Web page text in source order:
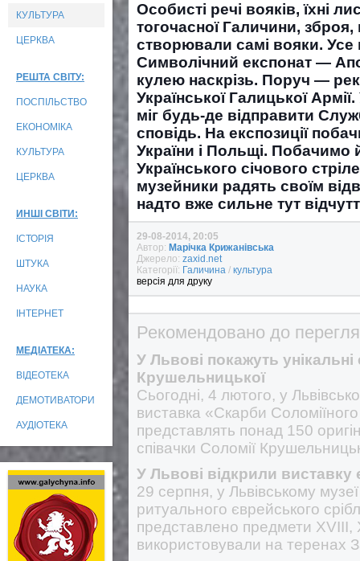
КУЛЬТУРА
ЦЕРКВА
РЕШТА СВІТУ:
ПОСПІЛЬСТВО
ЕКОНОМІКА
КУЛЬТУРА
ЦЕРКВА
ИНШІ СВІТИ:
ІСТОРІЯ
ШТУКА
НАУКА
ІНТЕРНЕТ
МЕДІАТЕКА:
ВІДЕОТЕКА
ДЕМОТИВАТОРИ
АУДІОТЕКА
Особисті речі вояків, їхні
тогочасної Галичини,
створювали самі вояки. Усе
Символічний експонат —
кулею наскрізь. Поруч —
Української Галицької
міг будь-де відправити
сповідь. На експозиції
України і Польщі. Побачимо
Українського січового
музейники радять своїм
надто вже сильне тут
29-08-2014, 20:05
Автор: Марічка Крижанівська
Джерело: zaxid.net
Категорії: Галичина / культура
версія для друку
Рекомендовано до
У Львові покажуть
Крушельницької
Сьогодні, 4 лютого, у
виставка «Скарби
представлять понад 150
співачки Соломії
У Львові відкрили
29 серпня, у Львівському музеї
ритуального єврейського
представлено предмети XVIII,
використовували на теренах